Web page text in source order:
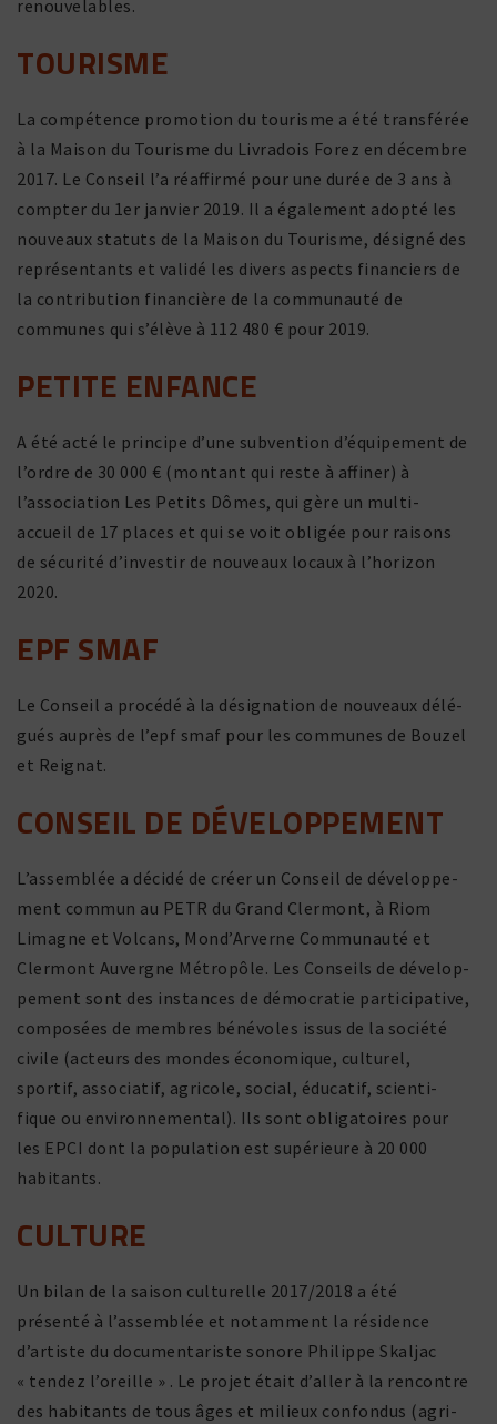
renouvelables.
TOURISME
La compé­tence promo­tion du tourisme a été trans­férée
à la Maison du Tourisme du Livradois Forez en décembre
2017. Le Conseil l’a réaf­firmé pour une durée de 3 ans à
compter du 1er janvier 2019. Il a égale­ment adopté les
nouveaux statuts de la Maison du Tourisme, désigné des
repré­sen­tants et validé les divers aspects finan­ciers de
la contri­bu­tion finan­cière de la commu­nauté de
communes qui s’élève à 112 480 € pour 2019.
PETITE ENFANCE
A été acté le prin­cipe d’une subven­tion d’équipement de
l’ordre de 30 000 € (montant qui reste à affiner) à
l’association Les Petits Dômes, qui gère un multi-
accueil de 17 places et qui se voit obligée pour raisons
de sécu­rité d’investir de nouveaux locaux à l’horizon
2020.
EPF SMAF
Le Conseil a procédé à la dési­gna­tion de nouveaux délé­
gués auprès de l’epf smaf pour les communes de Bouzel
et Reignat.
CONSEIL DE DÉVELOPPEMENT
L’assemblée a décidé de créer un Conseil de déve­lop­pe­
ment commun au PETR du Grand Clermont, à Riom
Limagne et Volcans, Mond’Arverne Communauté et
Clermont Auvergne Métropôle. Les Conseils de déve­lop­
pe­ment sont des instances de démo­cratie parti­ci­pa­tive,
compo­sées de membres béné­voles issus de la société
civile (acteurs des mondes écono­mique, culturel,
sportif, asso­ciatif, agri­cole, social, éducatif, scien­ti­
fique ou envi­ron­ne­mental). Ils sont obli­ga­toires pour
les EPCI dont la popu­la­tion est supé­rieure à 20 000
habitants.
CULTURE
Un bilan de la saison cultu­relle 2017/2018 a été
présenté à l’assemblée et notam­ment la rési­dence
d’artiste du docu­men­ta­riste sonore Philippe Skaljac
« tendez l’oreille » . Le projet était d’aller à la rencontre
des habi­tants de tous âges et milieux confondus (agri­